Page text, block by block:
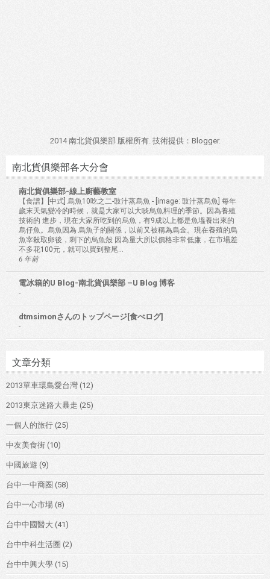
2014 南北貨俱樂部 版權所有. 技術提供： Blogger.
南北貨俱樂部各大分會
南北貨俱樂部-線上廚藝教室
【食譜】[中式] 烏魚10吃之二-豉汁蒸烏魚 - [image: 豉汁蒸烏魚] 每年
歲末天氣變冷的時候，就是大家可以大啖烏魚料理的季節。因為養殖
技術的 進步，現在大家所吃到的烏魚，有9成以上都是魚塭養出來的
烏仔魚。烏魚因為 烏魚子的關係，以前又被稱為烏金。現在養殖的烏
魚宰殺取卵後，剩下的烏魚殼 因為量大所以價格非常低廉，在市場差
不多花100元，就可以買到整尾...
6 年前
電冰箱的U Blog-南北貨俱樂部 –U Blog 博客
-
dtmsimonさんのトップページ[食べログ]
-
文章分類
2013單車環島愛台灣 (12)
2013東京迷路大暴走 (25)
一個人的旅行 (25)
中友美食街 (10)
中國旅遊 (9)
台中一中商圈 (58)
台中一心市場 (8)
台中中國醫大 (41)
台中中科生活圈 (2)
台中中興大學 (15)